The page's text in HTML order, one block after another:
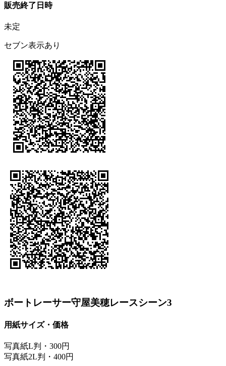
販売終了日時
未定
セブン表示あり
ボートレーサー守屋美穂レースシーン3
用紙サイズ・価格
写真紙L判・300円
写真紙2L判・400円